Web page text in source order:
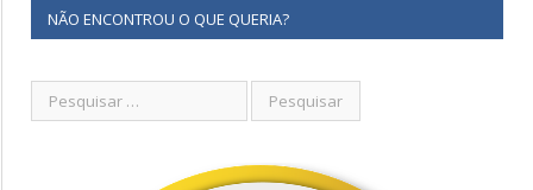
NÃO ENCONTROU O QUE QUERIA?